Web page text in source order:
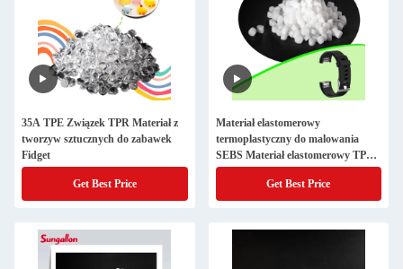
35A TPE Związek TPR Materiał z
tworzyw sztucznych do zabawek
Fidget
Get Best Price
Materiał elastomerowy
termoplastyczny do malowania
SEBS Materiał elastomerowy TPE
do produkcji taśm zegarkowych
Get Best Price